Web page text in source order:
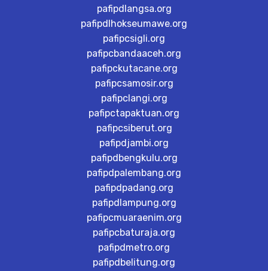
pafipdlangsa.org
pafipdlhokseumawe.org
pafipcsigli.org
pafipcbandaaceh.org
pafipckutacane.org
pafipcsamosir.org
pafipclangi.org
pafipctapaktuan.org
pafipcsiberut.org
pafipdjambi.org
pafipdbengkulu.org
pafipdpalembang.org
pafipdpadang.org
pafipdlampung.org
pafipcmuaraenim.org
pafipcbaturaja.org
pafipdmetro.org
pafipdbelitung.org